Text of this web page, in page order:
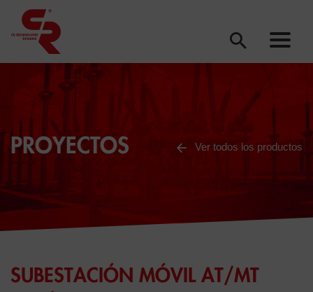
PROYECTOS Ver todos los productos
SUBESTACIÓN MÓVIL AT/MT